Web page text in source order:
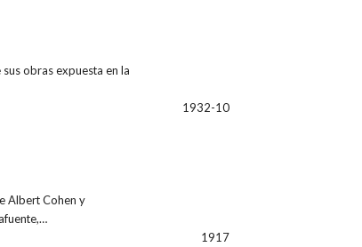
obras expuesta en la
1932-10
Albert Cohen y
1917